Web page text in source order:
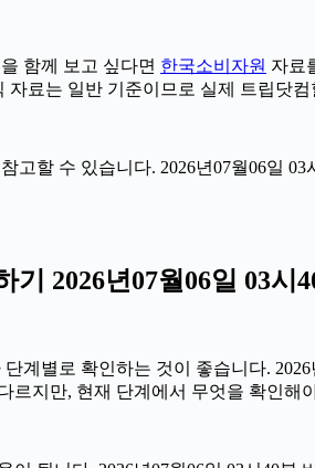
함께 보고 싶다면 한국소비자원 자료
료는 일반 기준이므로 실제 트립닷
고할 수 있습니다. 2026년07월06일
2026년07월06일 03시
계별로 확인하는 것이 좋습니다.
지만, 현재 단계에서 무엇을 확인해